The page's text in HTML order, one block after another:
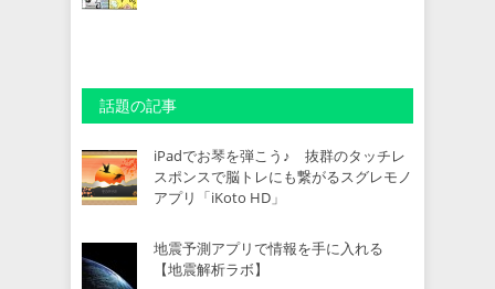
話題の記事
iPadでお琴を弾こう♪ 抜群のタッチレ
スポンスで脳トレにも繋がるスグレモノ
アプリ「iKoto HD」
地震予測アプリで情報を手に入れる
【地震解析ラボ】